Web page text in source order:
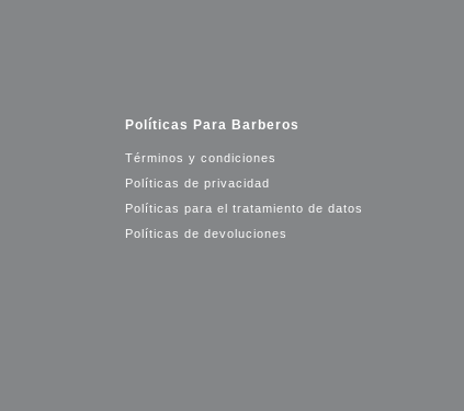
Políticas Para Barberos
Términos y condiciones
Políticas de privacidad
Políticas para el tratamiento de datos
Políticas de devoluciones